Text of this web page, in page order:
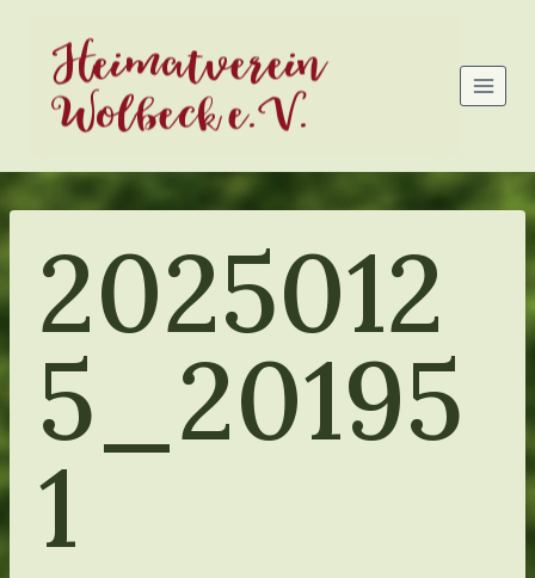
Inhalt
springenHeimatverein
Wolbeck e.V.
2025012
5_20195
1